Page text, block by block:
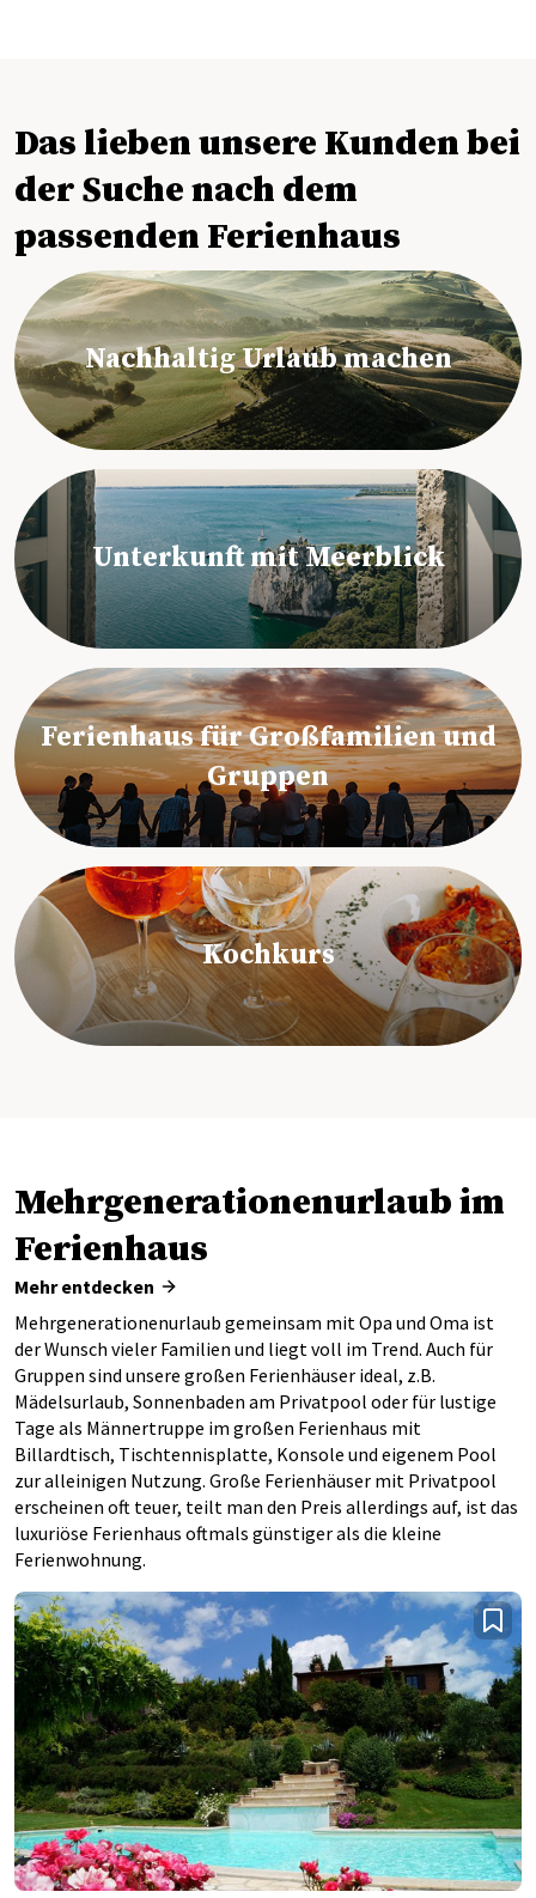
Das lieben unsere Kunden bei
der Suche nach dem
passenden Ferienhaus
Nachhaltig Urlaub machen
Unterkunft mit Meerblick
Ferienhaus für Großfamilien und
Gruppen
Kochkurs
Mehrgenerationenurlaub im
Ferienhaus
Mehr entdecken
Mehrgenerationenurlaub gemeinsam mit Opa und Oma ist
der Wunsch vieler Familien und liegt voll im Trend. Auch für
Gruppen sind unsere großen Ferienhäuser ideal, z.B.
Mädelsurlaub, Sonnenbaden am Privatpool oder für lustige
Tage als Männertruppe im großen Ferienhaus mit
Billardtisch, Tischtennisplatte, Konsole und eigenem Pool
zur alleinigen Nutzung. Große Ferienhäuser mit Privatpool
erscheinen oft teuer, teilt man den Preis allerdings auf, ist das
luxuriöse Ferienhaus oftmals günstiger als die kleine
Ferienwohnung.